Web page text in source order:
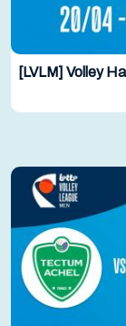
[LVLM] Volley